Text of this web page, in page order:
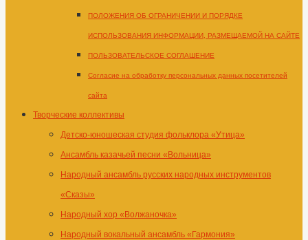
ПОЛОЖЕНИЯ ОБ ОГРАНИЧЕНИИ И ПОРЯДКЕ
ИСПОЛЬЗОВАНИЯ ИНФОРМАЦИИ, РАЗМЕЩАЕМОЙ НА САЙТЕ
ПОЛЬЗОВАТЕЛЬСКОЕ СОГЛАШЕНИЕ
Согласие на обработку персональных данных посетителей
сайта
Творческие коллективы
Детско-юношеская студия фольклора «Утица»
Ансамбль казачьей песни «Вольница»
Народный ансамбль русских народных инструментов
«Сказы»
Народный хор «Волжаночка»
Народный вокальный ансамбль «Гармония»